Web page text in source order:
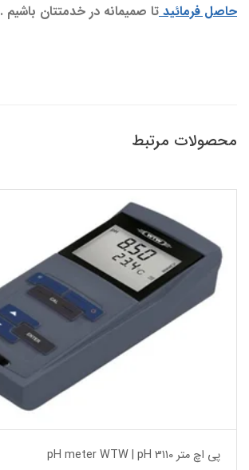
حاصل فرمائيدتا صميمانه در خدمتتان باشيم .
محصولات مرتبط
پی اچ متر pH meter WTW | pH 3110